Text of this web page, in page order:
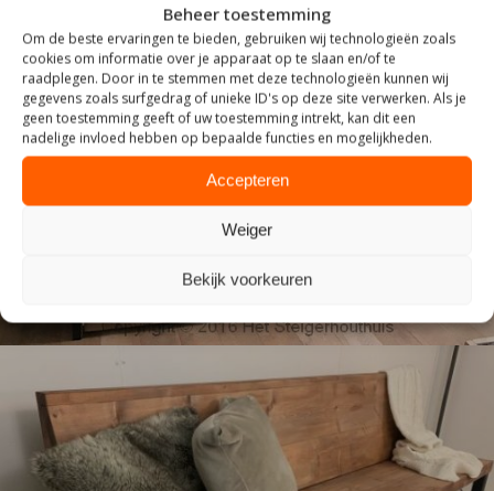
Beheer toestemming
Om de beste ervaringen te bieden, gebruiken wij technologieën zoals
cookies om informatie over je apparaat op te slaan en/of te
raadplegen. Door in te stemmen met deze technologieën kunnen wij
gegevens zoals surfgedrag of unieke ID's op deze site verwerken. Als je
geen toestemming geeft of uw toestemming intrekt, kan dit een
nadelige invloed hebben op bepaalde functies en mogelijkheden.
Accepteren
Weiger
Bekijk voorkeuren
INDUSTRIEEL